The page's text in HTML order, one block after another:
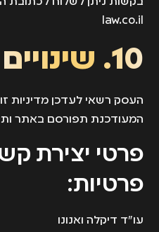
law.co.il
10. שינויים במדיניות
העסק רשאי לעדכן מדיניות
המעודכנת תפורסם באתר
פרטי יצירת
פרטיות:
עו"ד דיקלה ואנונו